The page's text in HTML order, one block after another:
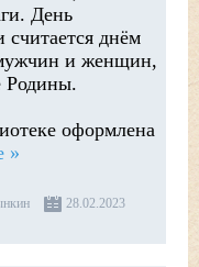
День
считается днём
и женщин,
Родины.
оформлена
»
28.02.2023